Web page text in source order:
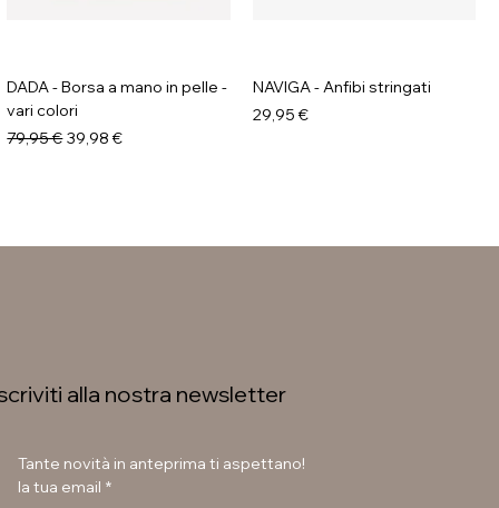
DADA - Borsa a mano in pelle -
vari colori
Prezzo regolare
79,95 € Prezzo scontato
39,98 €
NAVIGA - Anfibi stringati
Prezzo
29,95 €
alla nostra newsletter
Tante novità in anteprima ti aspettano!
la tua email *